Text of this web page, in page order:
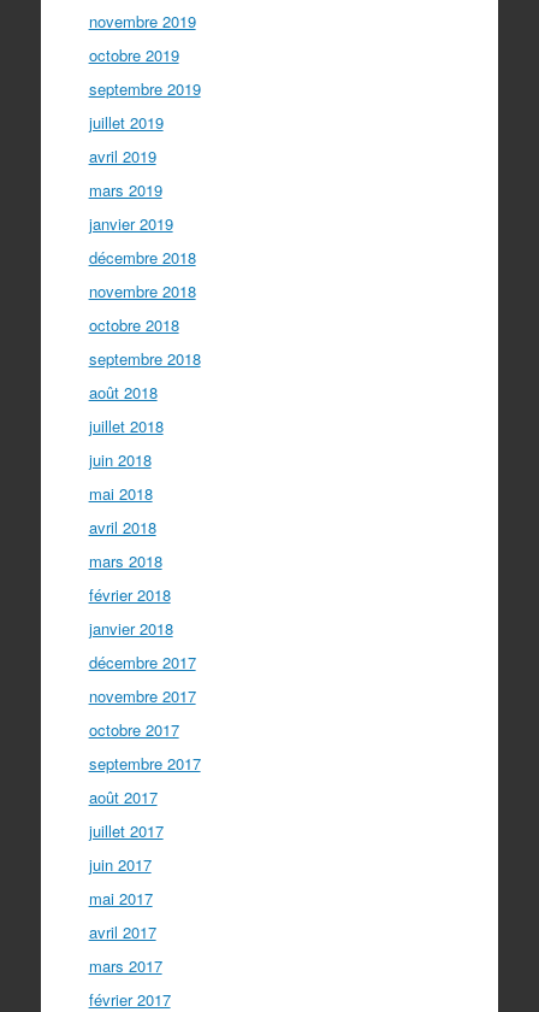
novembre 2019
octobre 2019
septembre 2019
juillet 2019
avril 2019
mars 2019
janvier 2019
décembre 2018
novembre 2018
octobre 2018
septembre 2018
août 2018
juillet 2018
juin 2018
mai 2018
avril 2018
mars 2018
février 2018
janvier 2018
décembre 2017
novembre 2017
octobre 2017
septembre 2017
août 2017
juillet 2017
juin 2017
mai 2017
avril 2017
mars 2017
février 2017